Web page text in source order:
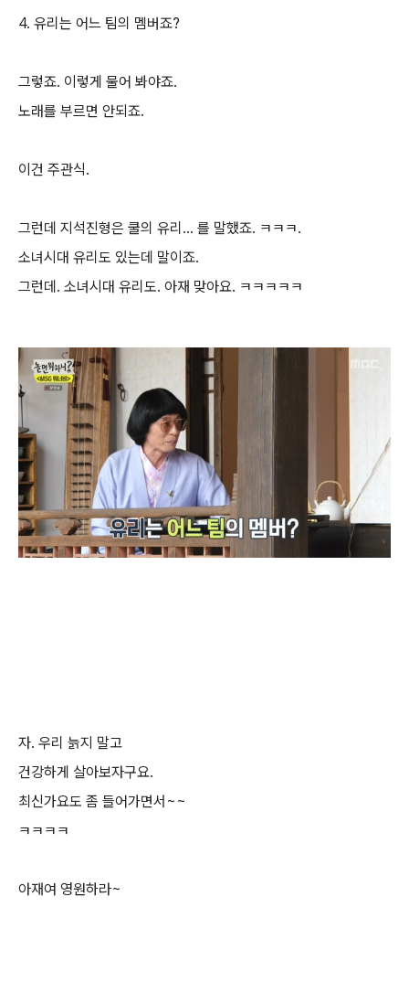
4. 유리는 어느 팀의 멤버죠?
그렇죠. 이렇게 물어 봐야죠.
노래를 부르면 안되죠.
이건 주관식.
그런데 지석진형은 쿨의 유리... 를 말했죠. ㅋㅋㅋ.
소녀시대 유리도 있는데 말이죠.
그런데. 소녀시대 유리도. 아재 맞아요. ㅋㅋㅋㅋㅋ
자. 우리 늙지 말고
건강하게 살아보자구요.
최신가요도 좀 들어가면서~~
ㅋㅋㅋㅋ
아재여 영원하라~